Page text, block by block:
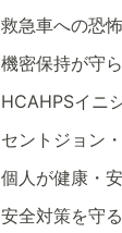
救急車への恐
機密保持が守
HCAHPSイニ
セントジョン
個人が健康・
安全対策を守